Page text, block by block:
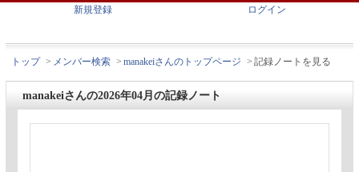
新規登録 ログイン
トップ > メンバー検索 > manakeiさんのトップページ > 記録ノートを見る
manakeiさんの2026年04月の記録ノート